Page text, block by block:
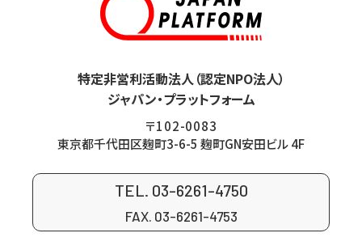
特定非営利活動法人（認定NPO法人）
ジャパン・プラットフォーム
〒102-0083
東京都千代田区麹町3-6-5 麹町GN安田ビル 4F
TEL. 03-6261-4750
FAX. 03-6261-4753